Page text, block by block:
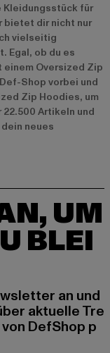
Kleidungsstück für
bietet dir nicht nur
vielseitig
Egal, ob du es
Oversized Zip
Shop vorbei und
Zip Hoodies, um
Artikeln und
neues
UM
BLEI
an und
aktuelle Tre
DefShop p